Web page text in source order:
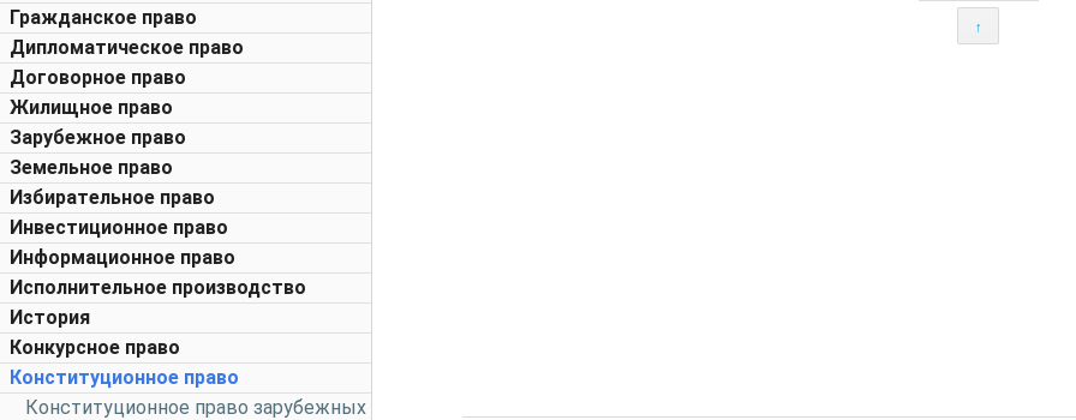
Гражданское право
Дипломатическое право
Договорное право
Жилищное право
Зарубежное право
Земельное право
Избирательное право
Инвестиционное право
Информационное право
Исполнительное производство
История
Конкурсное право
Конституционное право
Конституционное право зарубежных
↑